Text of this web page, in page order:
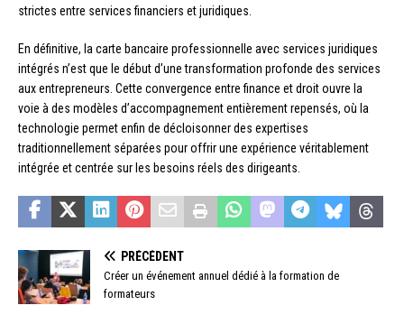
strictes entre services financiers et juridiques.
En définitive, la carte bancaire professionnelle avec services juridiques
intégrés n’est que le début d’une transformation profonde des services
aux entrepreneurs. Cette convergence entre finance et droit ouvre la
voie à des modèles d’accompagnement entièrement repensés, où la
technologie permet enfin de décloisonner des expertises
traditionnellement séparées pour offrir une expérience véritablement
intégrée et centrée sur les besoins réels des dirigeants.
PRÉCÉDENT
Créer un événement annuel dédié à la formation de
formateurs